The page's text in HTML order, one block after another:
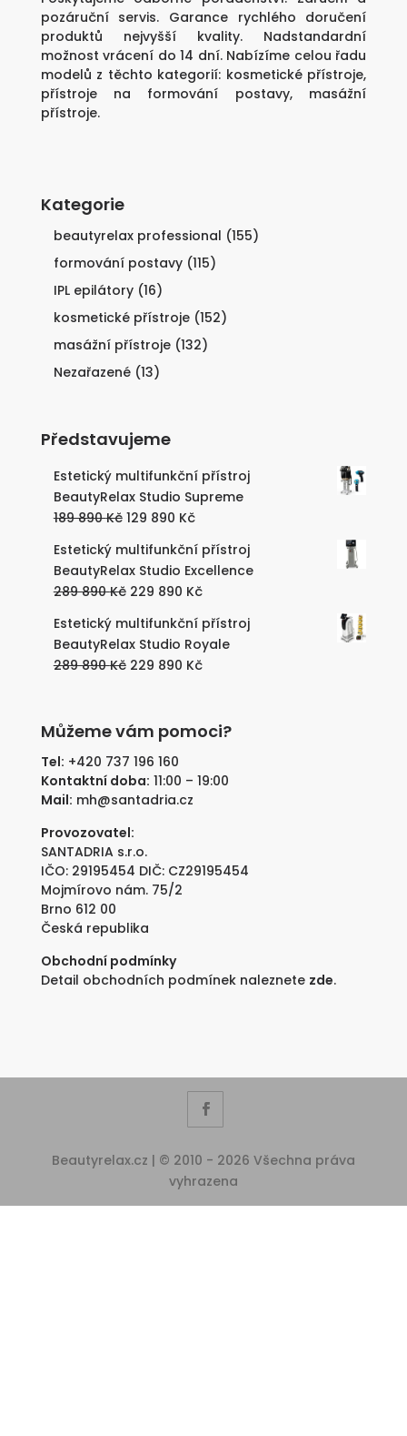
pozáruční servis. Garance rychlého doručení
produktů nejvyšší kvality. Nadstandardní
možnost vrácení do 14 dní. Nabízíme celou řadu
modelů z těchto kategorií: kosmetické přístroje,
přístroje na formování postavy, masážní
přístroje.
Kategorie
beautyrelax professional (155)
formování postavy (115)
IPL epilátory (16)
kosmetické přístroje (152)
masážní přístroje (132)
Nezařazené (13)
Představujeme
Estetický multifunkční přístroj
BeautyRelax Studio Supreme
189 890Kč Původní
byla:
189
890 Kč.
129 890 KčAktuální
je:
129
890 Kč.
Estetický multifunkční přístroj
BeautyRelax Studio Excellence
289 890Kč Původní
byla:
289
890 Kč.
229 890 KčAktuální
je:
229
890 Kč.
Estetický multifunkční přístroj
BeautyRelax Studio Royale
289 890Kč Původní
289
890 Kč.
229 890 KčAktuální
229
Můžeme vám pomoci?
Tel: +420 737 196 160
Kontaktní doba: 11:00 – 19:00
Mail: mh@santadria.cz
Provozovatel:
SANTADRIA s.r.o.
IČO: 29195454 DIČ: CZ29195454
Mojmírovo nám. 75/2
Brno 612 00
Česká republika
Obchodní podmínky
Detail obchodních podmínek naleznete zde.
Beautyrelax.cz | © 2010 - 2026 Všechna práva
vyhrazena